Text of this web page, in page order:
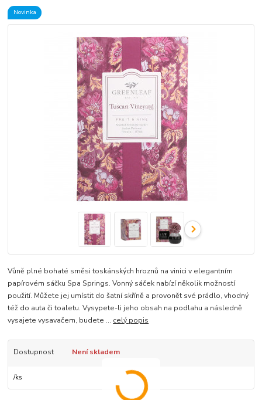
Novinka
Vůně plné bohaté směsi toskánských hroznů na vinici v elegantním
papírovém sáčku Spa Springs. Vonný sáček nabízí několik možností
použití. Můžete jej umístit do šatní skříně a provonět své prádlo, vhodný
též do auta či toaletu. Vysypete-li jeho obsah na podlahu a následně
vysajete vysavačem, budete ... celý popis
Dostupnost Není skladem
/ks